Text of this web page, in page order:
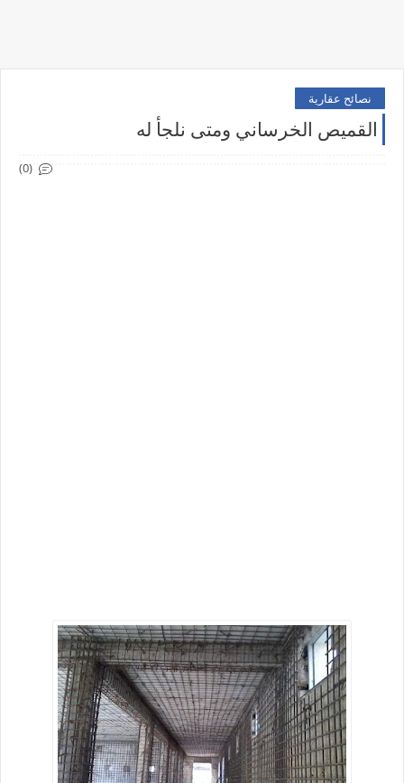
نصائح عقارية
القميص الخرساني ومتى نلجأ له
(0)